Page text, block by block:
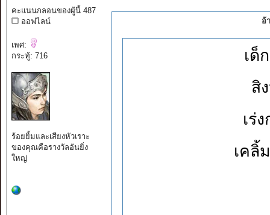
คะแนนกลอนของผู้นี้ 487
ออฟไลน์
เพศ:
กระทู้: 716
ร้อยยิ้มและเสียงหัวเราะ
ของคุณคือรางวัลอันยิ่ง
ใหญ่
อ้
เด็
สิ
เร่
เคลิ้